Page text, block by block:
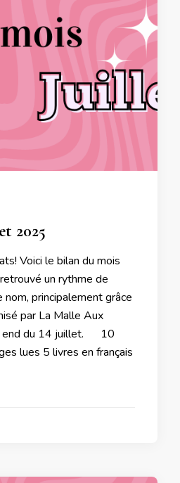
2025
Voici le bilan du mois
un rythme de
principalement grâce
par La Malle Aux
end du 14 juillet. 10
lues 5 livres en français